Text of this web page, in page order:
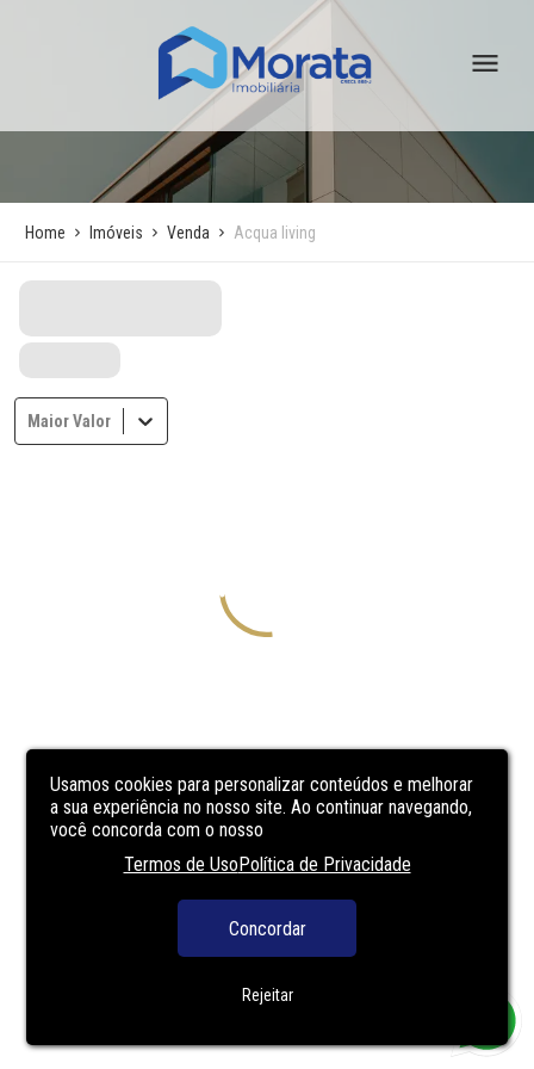
Usamos cookies para personalizar conteúdos e melhorar
a sua experiência no nosso site. Ao continuar navegando,
você concorda com o nosso
Termos de UsoPolítica de Privacidade
Concordar
Rejeitar
Home Imóveis Venda Acqua living
Maior Valor